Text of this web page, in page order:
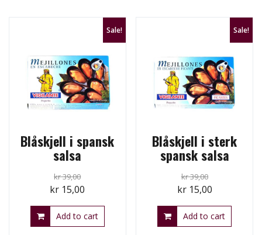
Sale!
Blåskjell i spansk
salsa
kr39,00
Original
price
was:
kr 15,00
price
is:
Add to cart
Sale!
Blåskjell i sterk
spansk salsa
kr39,00
Original
price
was:
kr15,00Current
price
is:
Add to cart